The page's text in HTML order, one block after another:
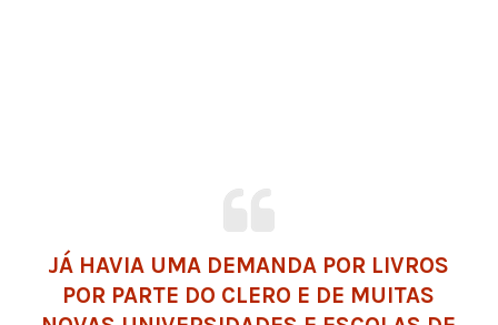
JÁ HAVIA UMA DEMANDA POR LIVROS
POR PARTE DO CLERO E DE MUITAS